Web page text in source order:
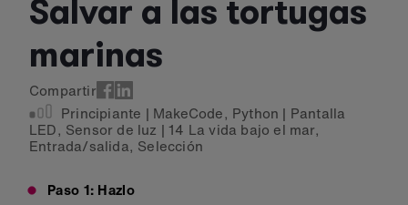
Salvar a las tortugas
marinas
Compartir
Principiante | MakeCode, Python | Pantalla
LED, Sensor de luz |14 La vida bajo el mar,
Entrada/salida, Selección
Paso 1: Hazlo